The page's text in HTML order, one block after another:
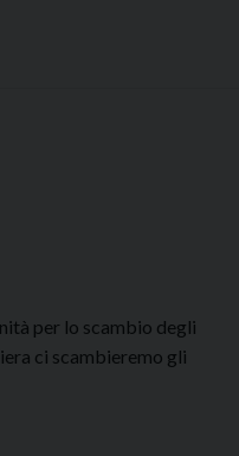
per lo scambio degli
ci scambieremo gli